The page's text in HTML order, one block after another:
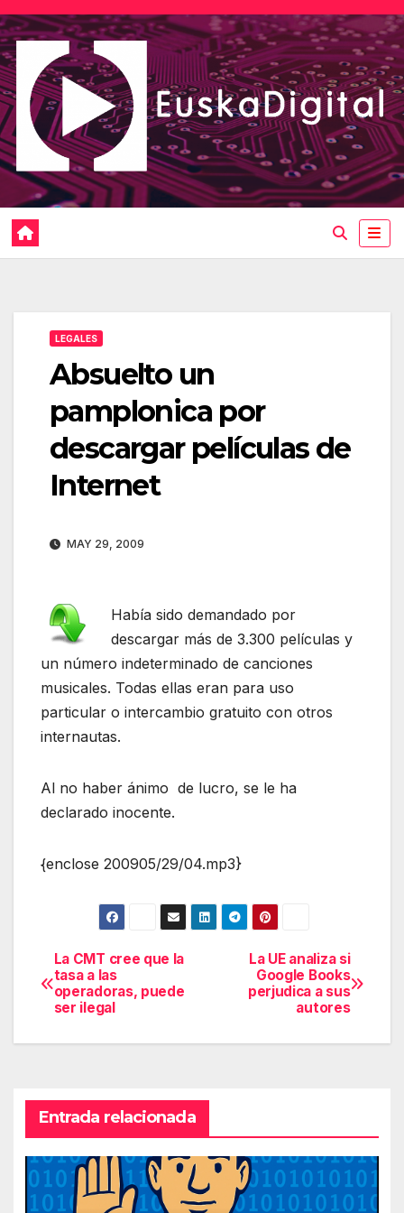
Saltar
al
contenido
LEGALES
Absuelto un
pamplonica por
descargar películas de
Internet
MAY 29, 2009
Había sido demandado por
descargar más de 3.300 películas y
un número indeterminado de canciones
musicales. Todas ellas eran para uso
particular o intercambio gratuito con otros
internautas.
Al no haber ánimo de lucro, se le ha
declarado inocente.
{enclose 200905/29/04.mp3}
Navegación
de
entradas
La UE analiza si
Google Books
perjudica a sus
autores
La CMT cree que la
tasa a las
operadoras, puede
ser ilegal
Entrada relacionada